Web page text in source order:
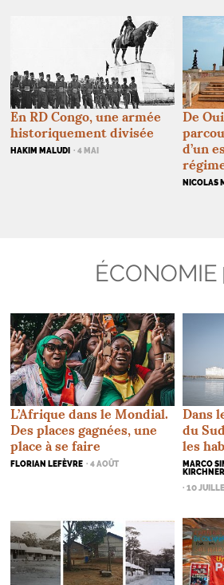
EnRD Congo, une armée
historiquement divisée
HAKIM MALUDI · 4 MAI
De
d’un
NICOLAS
ÉCONOMIE
L’Afrique dans le Mondial.
Des places gagnées, une
place à se faire
FLORIAN LEFÈVRE · 4 AOÛT
Dans
du
les
MARCO
KIRCHNER
· 10